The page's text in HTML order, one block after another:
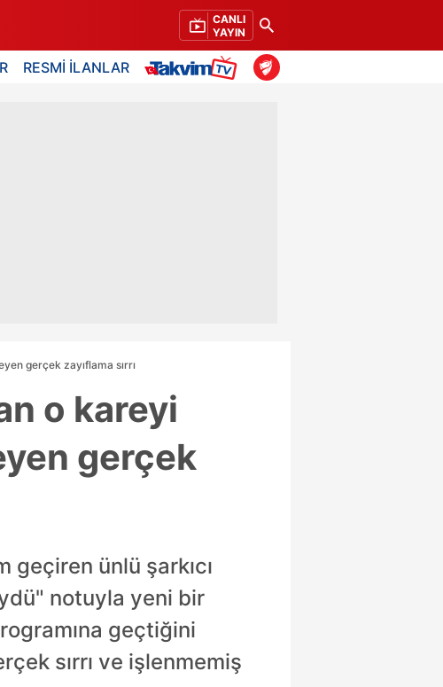
CANLI
YAYIN
RESMİ İLANLAR
gerçek zayıflama sırrı
o kareyi
gerçek
geçiren ünlü şarkıcı
notuyla yeni bir
geçtiğini
sırrı ve işlenmemiş